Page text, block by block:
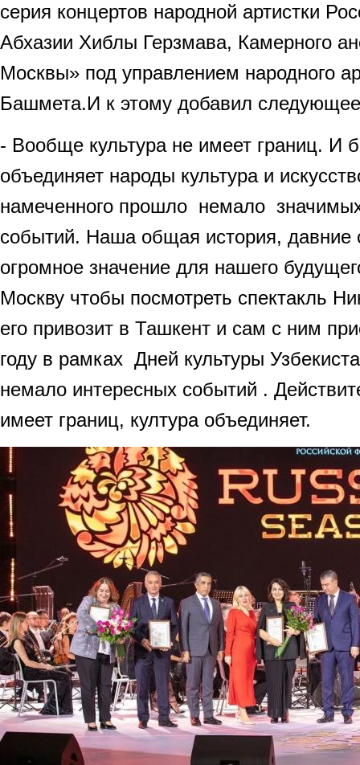
серия концертов народной артистки
Абхазии Хиблы Герзмава, Камерного
Москвы» под управлением народного
Башмета.И к этому добавил
- Вообще культура не имеет границ. И
объединяет народы культура и
намеченного прошло немало
событий. Наша общая история, давние
огромное значение для нашего
Москву чтобы посмотреть спектакль
его привозит в Ташкент и сам с ним
году в рамках Дней культуры
немало интересных событий .
имеет границ, култура объединяет.